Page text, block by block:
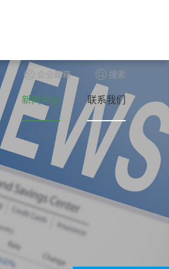
企业邮箱 搜索
新闻中心 联系我们